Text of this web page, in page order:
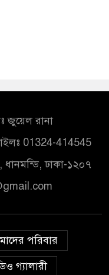
জুয়েল রানা
01324-414545
ঢাকা-১২০৭
পরিবার
গ্যালারী